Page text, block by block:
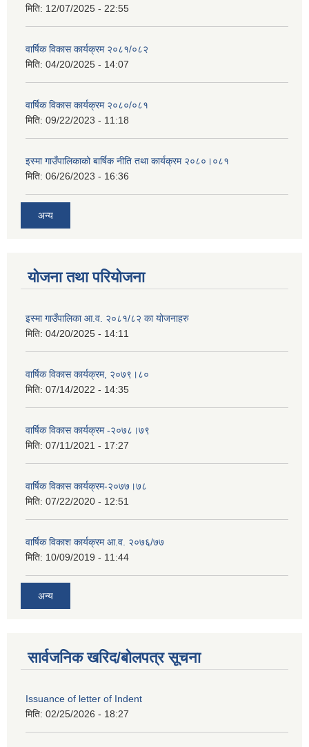
मिति: 12/07/2025 - 22:55
वार्षिक विकास कार्यक्रम २०८१/०८२
मिति: 04/20/2025 - 14:07
वार्षिक विकास कार्यक्रम २०८०/०८१
मिति: 09/22/2023 - 11:18
इस्मा गाउँपालिकाको बार्षिक नीति तथा कार्यक्रम २०८०।०८१
मिति: 06/26/2023 - 16:36
अन्य
योजना तथा परियोजना
इस्मा गाउँपालिका आ.व. २०८१/८२ का योजनाहरु
मिति: 04/20/2025 - 14:11
वार्षिक विकास कार्यक्रम, २०७९।८०
मिति: 07/14/2022 - 14:35
वार्षिक विकास कार्यक्रम -२०७८।७९
मिति: 07/11/2021 - 17:27
वार्षिक विकास कार्यक्रम-२०७७।७८
मिति: 07/22/2020 - 12:51
वार्षिक विकाश कार्यक्रम आ.व. २०७६/७७
मिति: 10/09/2019 - 11:44
अन्य
सार्वजनिक खरिद/बोलपत्र सूचना
Issuance of letter of Indent
मिति: 02/25/2026 - 18:27